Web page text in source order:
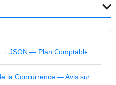
→ JSON — Plan Comptable
la Concurrence — Avis sur